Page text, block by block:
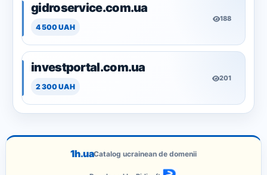
gidroservice.com.ua
4 500 UAH
188
investportal.com.ua
2 300 UAH
201
1h.uaCatalog ucrainean de domenii